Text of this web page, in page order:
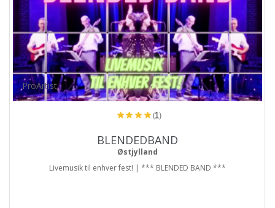
ProArtist
(1)
BLENDEDBAND
Østjylland
Livemusik til enhver fest! | *** BLENDED BAND ***